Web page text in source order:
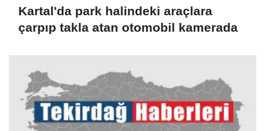
Kartal'da park halindeki araçlara
çarpıp takla atan otomobil kamerada